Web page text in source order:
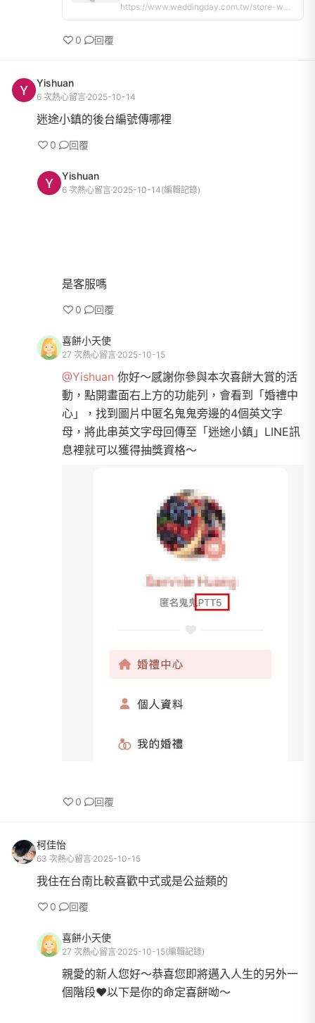
0 回覆
Yishuan
6 次熱心留言 2025-10-14
迷途小鎮的後台編號傳哪裡
0 回覆
Yishuan
6 次熱心留言 2025-10-14(編輯記錄)
是客服嗎
0 回覆
喜餅小天使
27 次熱心留言 2025-10-15
@Yishuan 你好～感謝你參與本次喜餅大賞的活
動，點開畫面右上方的功能列，會看到「婚禮中
心」，找到圖片中匿名鬼鬼旁邊的4個英文字
母，將此串英文字母回傳至「迷途小鎮」LINE訊
息裡就可以獲得抽獎資格～
0 回覆
柯佳怡
63 次熱心留言 2025-10-15
我住在台南比較喜歡中式或是公益類的
0 回覆
喜餅小天使
27 次熱心留言 2025-10-15(編輯記錄)
親愛的新人您好～恭喜您即將邁入人生的另外一
個階段❤️以下是你的命定喜餅呦～